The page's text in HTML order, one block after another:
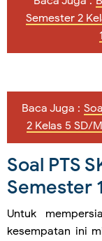
Semester 2
Baca Juga :
2 Kelas 5 SD/
Soal PTS
Semester
Untuk
kesempatan ini